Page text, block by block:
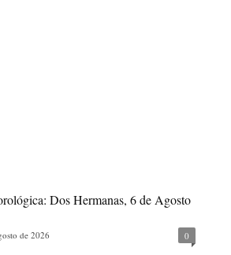
Dos Hermanas, 6 de Agosto
de 2026 0